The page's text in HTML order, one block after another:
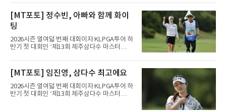
트(파72/6,767야드)에서 열리고 있다.7일 현재
홀에서 경기하고 있다.
[MT포토] 정수빈, 아빠와 함께 화이
팅
2026시즌 열여덟 번째 대회이자 KLPGA투어 하
반기 첫 대회인 ‘제13회 제주삼다수 마스터
제주도 서귀포시에 위치한 테디밸리 골프앤리조
트(파72/6,767야드)에서 열리고 있다.7일 현재
2라운드 경기가 펼쳐지고 있다.정수빈이 11번
홀에서 경기하고 있다.
[MT포토] 임진영, 삼다수 최고에요
2026시즌 열여덟 번째 대회이자 KLPGA투어 하
반기 첫 대회인 ‘제13회 제주삼다수 마스터